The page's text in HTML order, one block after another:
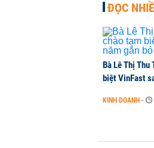
Dòng
CHỨNG
Kiến
ĐỌC
Bà Lê Thị
biệt VinFast
KINH DOANH -